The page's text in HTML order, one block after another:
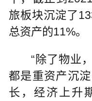
旅板块沉淀了
总资产的11%。
“除了物业
都是重资产沉
长，经济上升